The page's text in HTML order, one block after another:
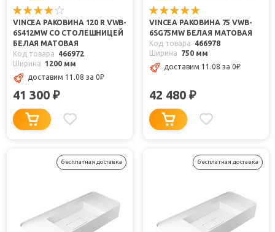
VINCEA РАКОВИНА 120 R VWB-
6S412MW СО СТОЛЕШНИЦЕЙ
БЕЛАЯ МАТОВАЯ
Код товара
466972
Ширина
1200 мм
доставим 11.08 за 0₽
41 300 ₽
VINCEA РАКОВИНА 75 VWB-
6SG75MW БЕЛАЯ МАТОВАЯ
Код товара
466978
Ширина
750 мм
доставим 11.08 за 0₽
42 480 ₽
бесплатная доставка бесплатная доставка